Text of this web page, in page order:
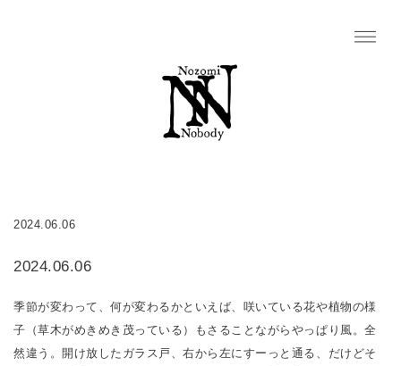
2024.06.06
2024.06.06
季節が変わって、何が変わるかといえば、咲いている花や植物の様
子（草木がめきめき茂っている）もさることながらやっぱり風。全
然違う。開け放したガラス戸、右から左にすーっと通る、だけどそ